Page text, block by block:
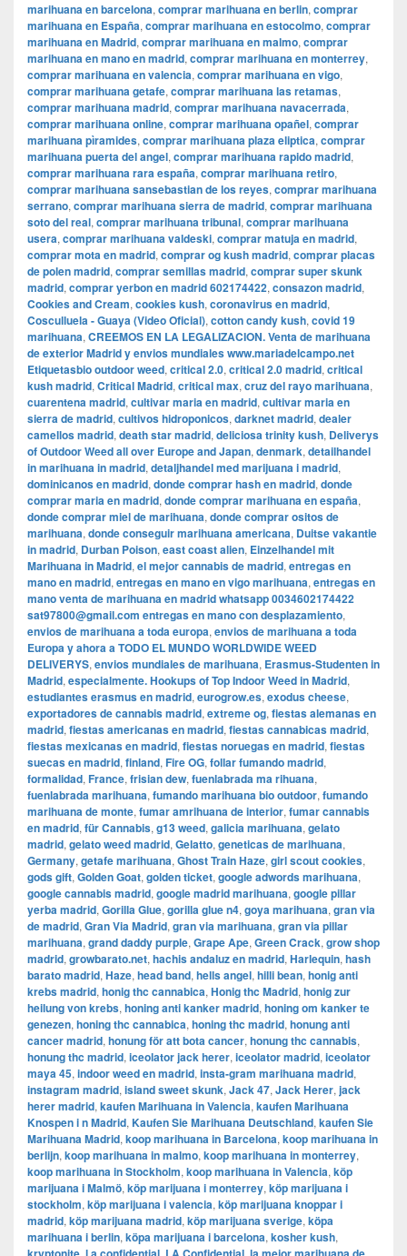
marihuana en barcelona, comprar marihuana en berlin, comprar
marihuana en España, comprar marihuana en estocolmo, comprar
marihuana en Madrid, comprar marihuana en malmo, comprar
marihuana en mano en madrid, comprar marihuana en monterrey,
comprar marihuana en valencia, comprar marihuana en vigo,
comprar marihuana getafe, comprar marihuana las retamas,
comprar marihuana madrid, comprar marihuana navacerrada,
comprar marihuana online, comprar marihuana opañel, comprar
marihuana pìramides, comprar marihuana plaza eliptica, comprar
marihuana puerta del angel, comprar marihuana rapido madrid,
comprar marihuana rara españa, comprar marihuana retiro,
comprar marihuana sansebastian de los reyes, comprar marihuana
serrano, comprar marihuana sierra de madrid, comprar marihuana
soto del real, comprar marihuana tribunal, comprar marihuana
usera, comprar marihuana valdeski, comprar matuja en madrid,
comprar mota en madrid, comprar og kush madrid, comprar placas
de polen madrid, comprar semillas madrid, comprar super skunk
madrid, comprar yerbon en madrid 602174422, consazon madrid,
Cookies and Cream, cookies kush, coronavirus en madrid,
Cosculluela - Guaya (Video Oficial), cotton candy kush, covid 19
marihuana, CREEMOS EN LA LEGALIZACION. Venta de marihuana
de exterior Madrid y envios mundiales www.mariadelcampo.net
Etiquetasbio outdoor weed, critical 2.0, critical 2.0 madrid, critical
kush madrid, Critical Madrid, critical max, cruz del rayo marihuana,
cuarentena madrid, cultivar maria en madrid, cultivar maria en
sierra de madrid, cultivos hidroponicos, darknet madrid, dealer
camellos madrid, death star madrid, deliciosa trinity kush, Deliverys
of Outdoor Weed all over Europe and Japan, denmark, detailhandel
in marihuana in madrid, detaljhandel med marijuana i madrid,
dominicanos en madrid, donde comprar hash en madrid, donde
comprar maria en madrid, donde comprar marihuana en españa,
donde comprar miel de marihuana, donde comprar ositos de
marihuana, donde conseguir marihuana americana, Duitse vakantie
in madrid, Durban Poison, east coast alien, Einzelhandel mit
Marihuana in Madrid, el mejor cannabis de madrid, entregas en
mano en madrid, entregas en mano en vigo marihuana, entregas en
mano venta de marihuana en madrid whatsapp 0034602174422
sat97800@gmail.com entregas en mano con desplazamiento,
envios de marihuana a toda europa, envios de marihuana a toda
Europa y ahora a TODO EL MUNDO WORLDWIDE WEED
DELIVERYS, envios mundiales de marihuana, Erasmus-Studenten in
Madrid, especialmente. Hookups of Top Indoor Weed in Madrid,
estudiantes erasmus en madrid, eurogrow.es, exodus cheese,
exportadores de cannabis madrid, extreme og, fiestas alemanas en
madrid, fiestas americanas en madrid, fiestas cannabicas madrid,
fiestas mexicanas en madrid, fiestas noruegas en madrid, fiestas
suecas en madrid, finland, Fire OG, follar fumando madrid,
formalidad, France, frisian dew, fuenlabrada ma rihuana,
fuenlabrada marihuana, fumando marihuana bio outdoor, fumando
marihuana de monte, fumar amrihuana de interior, fumar cannabis
en madrid, für Cannabis, g13 weed, galicia marihuana, gelato
madrid, gelato weed madrid, Gelatto, geneticas de marihuana,
Germany, getafe marihuana, Ghost Train Haze, girl scout cookies,
gods gift, Golden Goat, golden ticket, google adwords marihuana,
google cannabis madrid, google madrid marihuana, google pillar
yerba madrid, Gorilla Glue, gorilla glue n4, goya marihuana, gran via
de madrid, ​​Gran Via Madrid, gran via marihuana, gran via pillar
marihuana, grand daddy purple, Grape Ape, Green Crack, grow shop
madrid, growbarato.net, hachis andaluz en madrid, Harlequin, hash
barato madrid, Haze, head band, hells angel, hilli bean, honig anti
krebs madrid, honig thc cannabica, Honig thc Madrid, honig zur
heilung von krebs, honing anti kanker madrid, honing om kanker te
genezen, honing thc cannabica, honing thc madrid, honung anti
cancer madrid, honung för att bota cancer, honung thc cannabis,
honung thc madrid, iceolator jack herer, iceolator madrid, iceolator
maya 45, indoor weed en madrid, insta-gram marihuana madrid,
instagram madrid, island sweet skunk, Jack 47, Jack Herer, jack
herer madrid, kaufen Marihuana in Valencia, kaufen Marihuana
Knospen i n Madrid, Kaufen Sie Marihuana Deutschland, kaufen Sie
Marihuana Madrid, koop marihuana in Barcelona, koop marihuana in
berlijn, koop marihuana in malmo, koop marihuana in monterrey,
koop marihuana in Stockholm, ​​koop marihuana in Valencia, köp
marijuana i Malmö, köp marijuana i monterrey, köp marijuana i
stockholm, ​​köp marijuana i valencia, köp marijuana knoppar i
madrid, köp marijuana madrid, köp marijuana sverige, köpa
marihuana i berlin, köpa marijuana i barcelona, kosher kush,